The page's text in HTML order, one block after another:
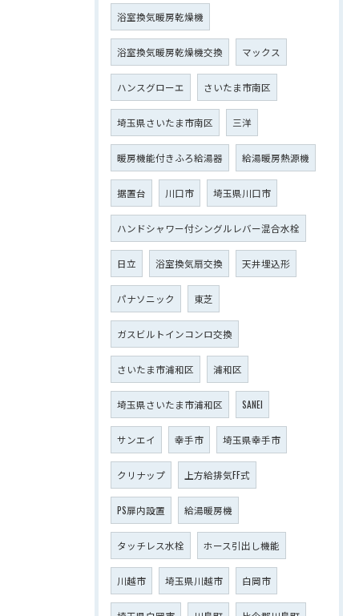
浴室換気暖房乾燥機
浴室換気暖房乾燥機交換 マックス
ハンスグローエ さいたま市南区
埼玉県さいたま市南区 三洋
暖房機能付きふろ給湯器 給湯暖房熱源機
据置台 川口市 埼玉県川口市
ハンドシャワー付シングルレバー混合水栓
日立 浴室換気扇交換 天井埋込形
パナソニック 東芝
ガスビルトインコンロ交換
さいたま市浦和区 浦和区
埼玉県さいたま市浦和区 SANEI
サンエイ 幸手市 埼玉県幸手市
クリナップ 上方給排気FF式
PS扉内設置 給湯暖房機
タッチレス水栓 ホース引出し機能
川越市 埼玉県川越市 白岡市